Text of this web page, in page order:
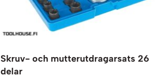
Skruv- och mutterutdragarsats 26
delar